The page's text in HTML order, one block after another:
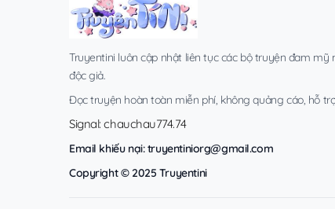
Truyentini luôn cập nhật liên tục các bộ truyện đam mỹ
độc giả.
Đọc truyện hoàn toàn miễn phí, không quảng cáo, hỗ
Signal: chauchau774.74
Email khiếu nại:truyentiniorg@gmail.com
Copyright © 2025 Truyentini